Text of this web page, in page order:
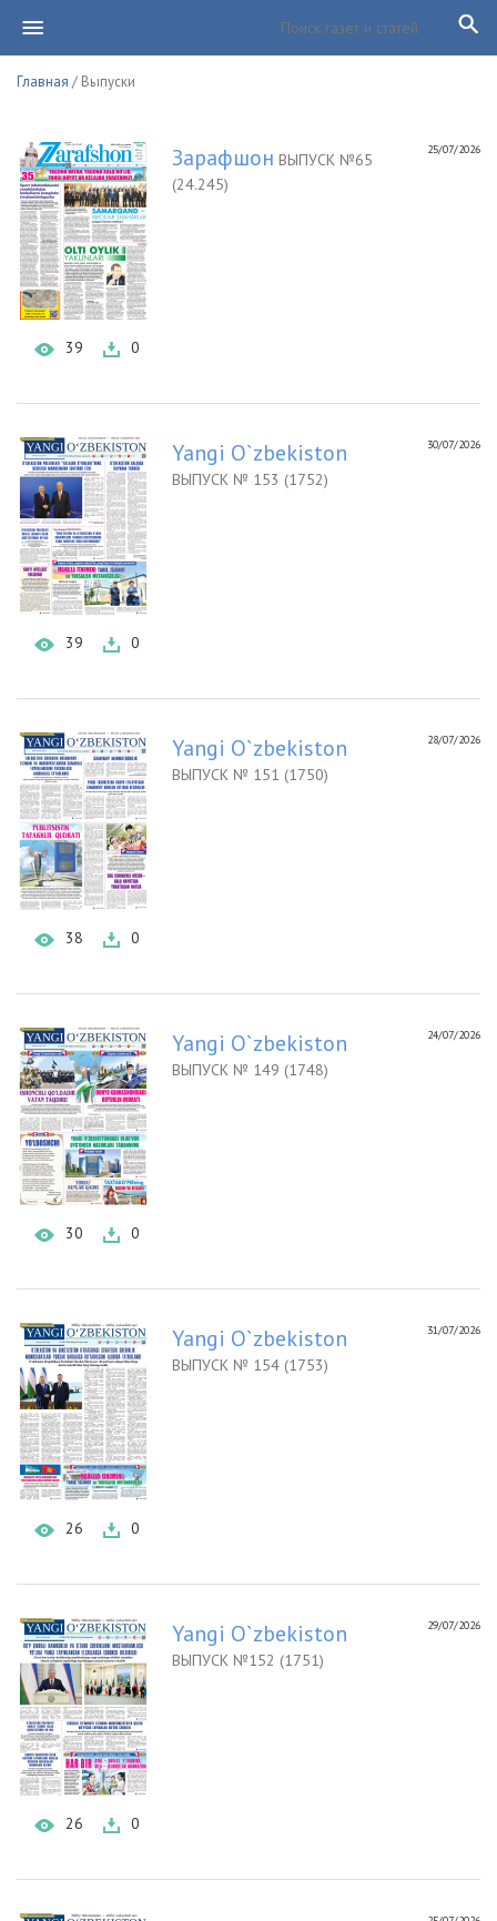
Главная / Выпуски
39 0
25/07/2026
Зарафшон ВЫПУСК №65
(24.245)
39 0
30/07/2026
Yangi O`zbekiston
ВЫПУСК № 153 (1752)
38 0
28/07/2026
Yangi O`zbekiston
ВЫПУСК № 151 (1750)
30 0
24/07/2026
Yangi O`zbekiston
ВЫПУСК № 149 (1748)
26 0
31/07/2026
Yangi O`zbekiston
ВЫПУСК № 154 (1753)
26 0
29/07/2026
Yangi O`zbekiston
ВЫПУСК №152 (1751)